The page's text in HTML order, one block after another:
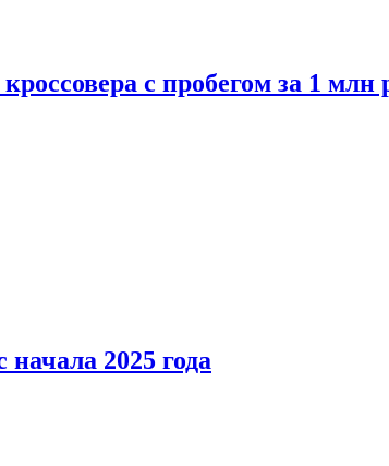
с пробегом за 1 млн
2025 года